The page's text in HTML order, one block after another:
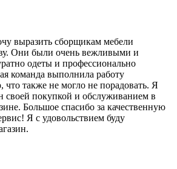
выразить сборщикам мебели
Они были очень вежливыми и
одеты и профессионально
команда выполнила работу
что также не могло не порадовать. Я
своей покупкой и обслуживанием в
Большое спасибо за качественную
Я с удовольствием буду